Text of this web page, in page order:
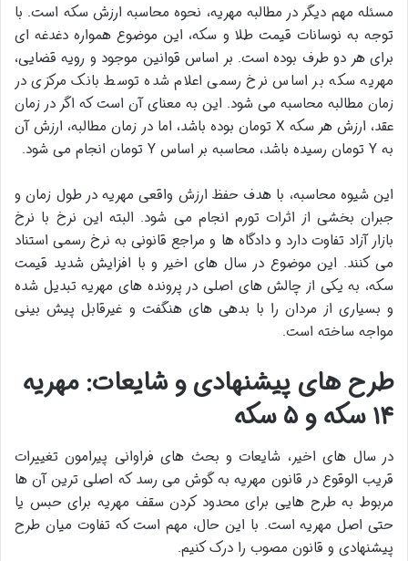
مسئله مهم دیگر در مطالبه مهریه، نحوه محاسبه ارزش سکه است. با
توجه به نوسانات قیمت طلا و سکه، این موضوع همواره دغدغه ای
برای هر دو طرف بوده است. بر اساس قوانین موجود و رویه قضایی،
مهریه سکه بر اساس نرخ رسمی اعلام شده توسط بانک مرکزی در
زمان مطالبه محاسبه می شود. این به معنای آن است که اگر در زمان
عقد، ارزش هر سکه X تومان بوده باشد، اما در زمان مطالبه، ارزش آن
به Y تومان رسیده باشد، محاسبه بر اساس Y تومان انجام می شود.
این شیوه محاسبه، با هدف حفظ ارزش واقعی مهریه در طول زمان و
جبران بخشی از اثرات تورم انجام می شود. البته این نرخ با نرخ
بازار آزاد تفاوت دارد و دادگاه ها و مراجع قانونی به نرخ رسمی استناد
می کنند. این موضوع در سال های اخیر و با افزایش شدید قیمت
سکه، به یکی از چالش های اصلی در پرونده های مهریه تبدیل شده
و بسیاری از مردان را با بدهی های هنگفت و غیرقابل پیش بینی
مواجه ساخته است.
طرح های پیشنهادی و شایعات: مهریه
۱۴ سکه و ۵ سکه
در سال های اخیر، شایعات و بحث های فراوانی پیرامون تغییرات
قریب الوقوع در قانون مهریه به گوش می رسد که اصلی ترین آن ها
مربوط به طرح هایی برای محدود کردن سقف مهریه برای حبس یا
حتی اصل مهریه است. با این حال، مهم است که تفاوت میان طرح
پیشنهادی و قانون مصوب را درک کنیم.